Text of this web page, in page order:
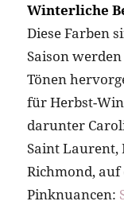
Winterliche
Diese Farben
Saison
Tönen
für Herbst-
darunter
Saint Laurent,
Richmond, auf
Pinknuancen: